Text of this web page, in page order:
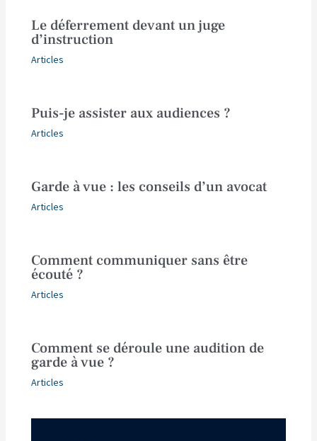
Le déferrement devant un juge
d’instruction
Articles
Puis-je assister aux audiences ?
Articles
Garde à vue : les conseils d’un avocat
Articles
Comment communiquer sans être
écouté ?
Articles
Comment se déroule une audition de
garde à vue ?
Articles